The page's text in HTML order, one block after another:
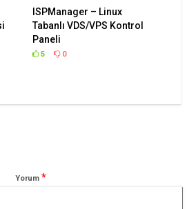
ISPManager – Linux
Tabanlı VDS/VPS Kontrol
Paneli
5 0
Yorum *